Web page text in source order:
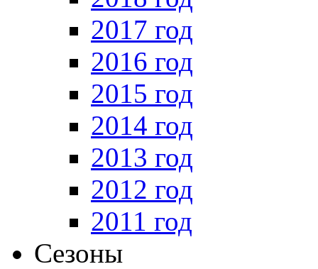
2017 год
2016 год
2015 год
2014 год
2013 год
2012 год
2011 год
Сезоны